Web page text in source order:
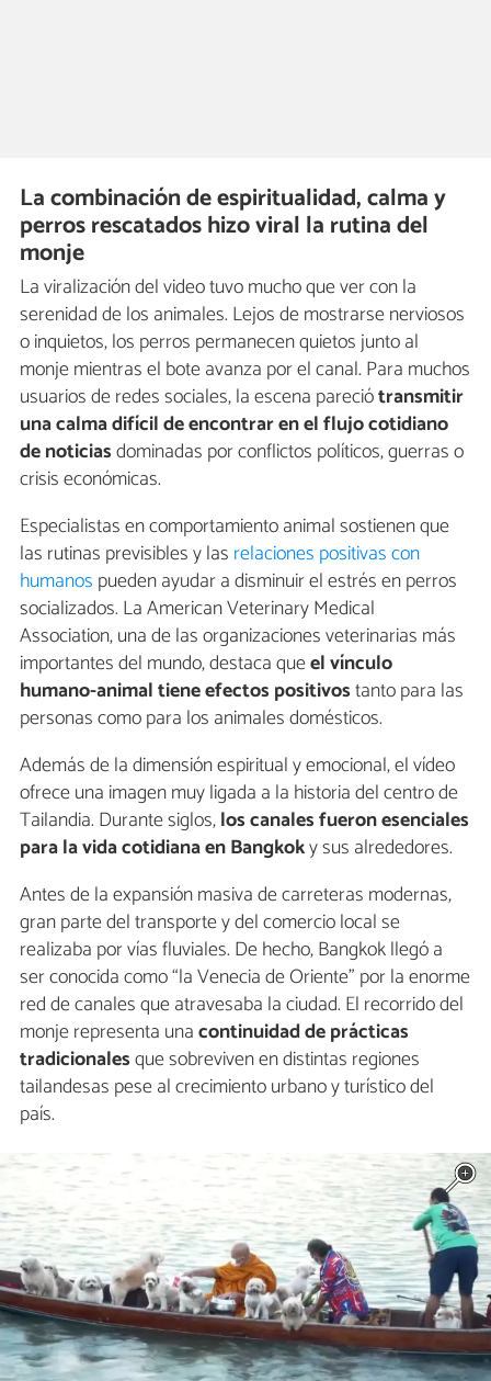
La combinación de espiritualidad, calma y
perros rescatados hizo viral la rutina del
monje
La viralización del video tuvo mucho que ver con la
serenidad de los animales. Lejos de mostrarse nerviosos
o inquietos, los perros permanecen quietos junto al
monje mientras el bote avanza por el canal. Para muchos
usuarios de redes sociales, la escena pareciótransmitir
una calma difícil de encontrar en el flujo cotidiano
de noticiasdominadas por conflictos políticos, guerras o
crisis económicas.
Especialistas en comportamiento animal sostienen que
las rutinas previsibles y las relaciones positivas con
humanos pueden ayudar a disminuir el estrés en perros
socializados. La American Veterinary Medical
Association, una de las organizaciones veterinarias más
importantes del mundo, destaca queel vínculo
humano-animal tiene efectos positivostanto para las
personas como para los animales domésticos.
Además de la dimensión espiritual y emocional, el vídeo
ofrece una imagen muy ligada a la historia del centro de
Tailandia. Durante siglos,los canales fueron esenciales
para la vida cotidiana en Bangkoky sus alrededores.
Antes de la expansión masiva de carreteras modernas,
gran parte del transporte y del comercio local se
realizaba por vías fluviales. De hecho, Bangkok llegó a
ser conocida como “la Venecia de Oriente” por la enorme
red de canales que atravesaba la ciudad. El recorrido del
monje representa unacontinuidad de prácticas
tradicionalesque sobreviven en distintas regiones
tailandesas pese al crecimiento urbano y turístico del
país.